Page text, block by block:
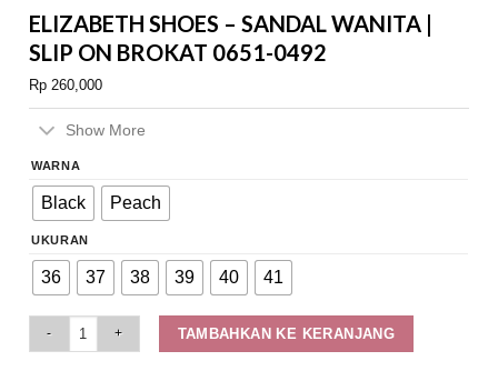
ELIZABETH SHOES – SANDAL WANITA |
SLIP ON BROKAT 0651-0492
Rp 260,000
Show More
WARNA
Black Peach
UKURAN
36 37 38 39 40 41
TAMBAHKAN KE KERANJANG